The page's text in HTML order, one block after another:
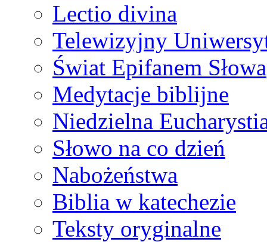
Lectio divina
Telewizyjny
Świat Epifanem Słowa
Medytacje biblijne
Niedzielna
Słowo na co dzień
Nabożeństwa
Biblia w katechezie
Teksty oryginalne